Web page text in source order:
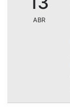
ABR